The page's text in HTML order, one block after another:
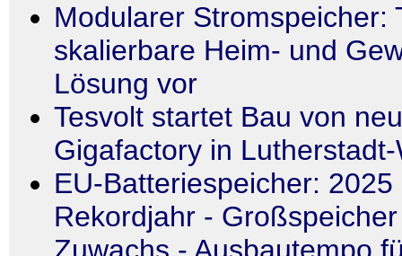
Modularer Stromspeicher:
skalierbare Heim- und
Lösung vor
Tesvolt startet Bau von
Gigafactory in
EU-Batteriespeicher: 2025
Rekordjahr -